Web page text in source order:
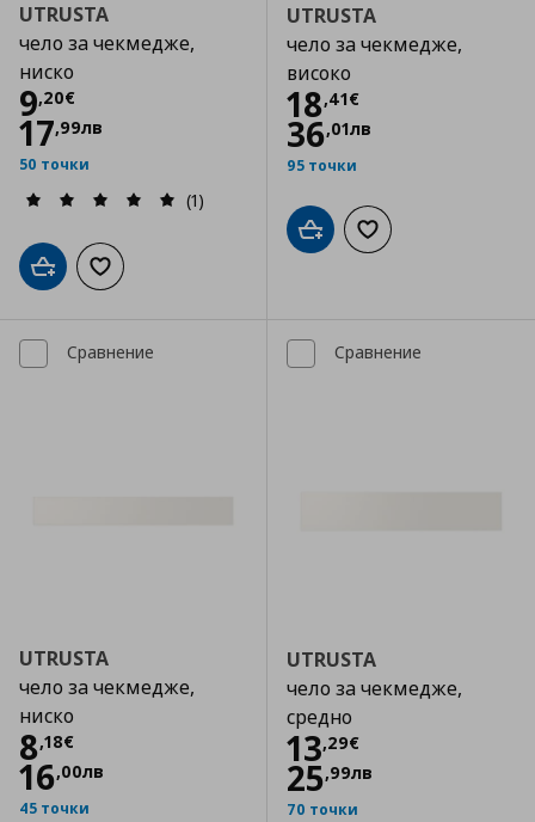
UTRUSTA
чело за чекмедже,
ниско
9,20€
Цена
17,99лв
50 точки
(1)
Добави в кошницата
Добави към списъка с любими
UTRUSTA
чело за чекмедже,
високо
18,41€
Цена
36,01лв
95 точки
Добави в кошницата
Добави към
Сравнение
UTRUSTA
чело за чекмедже,
ниско
8,18€
Цена
16,00лв
45 точки
Сравнение
UTRUSTA
чело за чекмедже,
средно
13,29€
Цена
25,99лв
70 точки